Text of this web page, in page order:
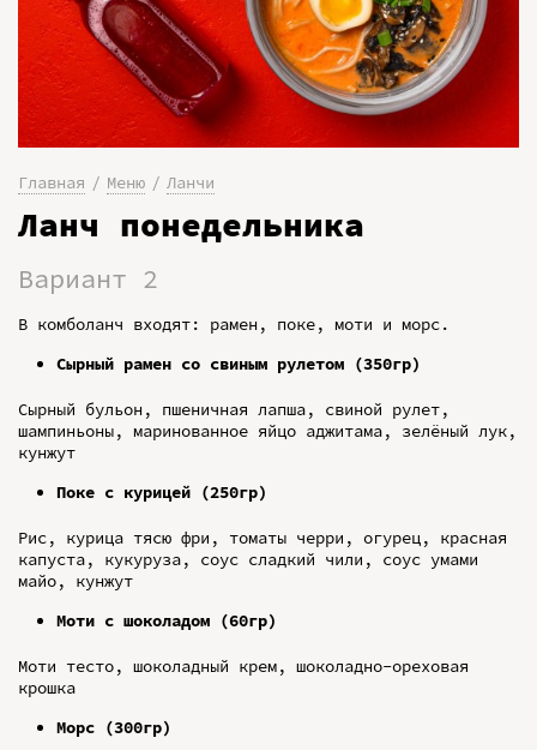
Главная Меню Ланчи
Ланч понедельника
Вариант 2
В комболанч входят: рамен, поке, моти и морс.
Сырный рамен со свиным рулетом (350гр)
Сырный бульон, пшеничная лапша, свиной рулет,
шампиньоны, маринованное яйцо аджитама, зелёный лук,
кунжут
Поке с курицей (250гр)
Рис, курица тясю фри, томаты черри, огурец, красная
капуста, кукуруза, соус сладкий чили, соус умами
майо, кунжут
Моти с шоколадом (60гр)
Моти тесто, шоколадный крем, шоколадно-ореховая
крошка
Морс (300гр)